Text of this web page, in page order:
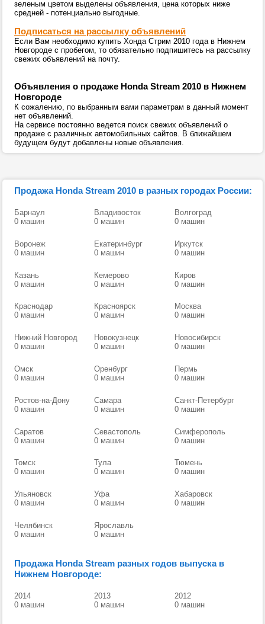
зеленым цветом выделены объявления, цена которых ниже
средней - потенциально выгодные.
Подписаться на рассылку объявлений
Если Вам необходимо купить Хонда Стрим 2010 года в Нижнем
Новгороде с пробегом, то обязательно подпишитесь на рассылку
свежих объявлений на почту.
Объявления о продаже Honda Stream 2010 в Нижнем
Новгороде
К сожалению, по выбранным вами параметрам в данный момент
нет объявлений.
На сервисе постоянно ведется поиск свежих объявлений о
продаже с различных автомобильных сайтов. В ближайшем
будущем будут добавлены новые объявления.
Продажа Honda Stream 2010 в разных городах России:
Барнаул
0 машин
Владивосток
0 машин
Волгоград
0 машин
Воронеж
0 машин
Екатеринбург
0 машин
Иркутск
0 машин
Казань
0 машин
Кемерово
0 машин
Киров
0 машин
Краснодар
0 машин
Красноярск
0 машин
Москва
0 машин
Нижний Новгород
0 машин
Новокузнецк
0 машин
Новосибирск
0 машин
Омск
0 машин
Оренбург
0 машин
Пермь
0 машин
Ростов-на-Дону
0 машин
Самара
0 машин
Санкт-Петербург
0 машин
Саратов
0 машин
Севастополь
0 машин
Симферополь
0 машин
Томск
0 машин
Тула
0 машин
Тюмень
0 машин
Ульяновск
0 машин
Уфа
0 машин
Хабаровск
0 машин
Челябинск
0 машин
Ярославль
0 машин
Продажа Honda Stream разных годов выпуска в
Нижнем Новгороде:
2014
0 машин
2013
0 машин
2012
0 машин